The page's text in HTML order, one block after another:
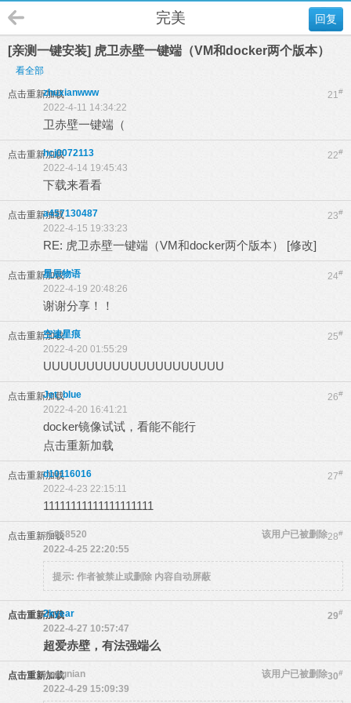
回复
完美
[亲测一键安装] 虎卫赤壁一键端（VM和docker两个版本）
看全部
点击重新加载 21#
zhuxianwww
2022-4-11 14:34:22
卫赤壁一键端（
点击重新加载 22#
hcj0072113
2022-4-14 19:45:43
下载来看看
点击重新加载 23#
a457130487
2022-4-15 19:33:23
RE: 虎卫赤壁一键端（VM和docker两个版本） [修改]
点击重新加载 24#
星辰物语
2022-4-19 20:48:26
谢谢分享！！
点击重新加载 25#
空速星痕
2022-4-20 01:55:29
UUUUUUUUUUUUUUUUUUUUU
点击重新加载 26#
Jet_blue
2022-4-20 16:41:21
docker镜像试试，看能不能行
点击重新加载
点击重新加载 27#
d10116016
2022-4-23 22:15:11
11111111111111111111
点击重新加载 28#
a5858520
该用户已被删除
2022-4-25 22:20:55
提示: 作者被禁止或删除 内容自动屏蔽
点击重新加载 29#
2kyear
2022-4-27 10:57:47
超爱赤壁，有法强端么
点击重新加载 30#
wangnian
该用户已被删除
2022-4-29 15:09:39